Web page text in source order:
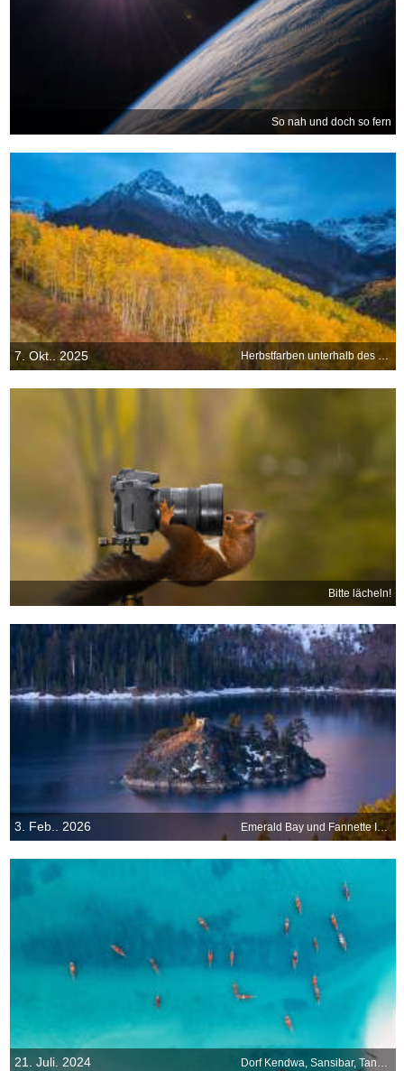
So nah und doch so fern
7. Okt.. 2025 Herbstfarben unterhalb des Mount Sneffels nahe Ridgway, Colorado, USA
Bitte lächeln!
3. Feb.. 2026 Emerald Bay und Fannette Island, Lake Tahoe, Kalifornien, USA
21. Juli. 2024 Dorf Kendwa, Sansibar, Tansania